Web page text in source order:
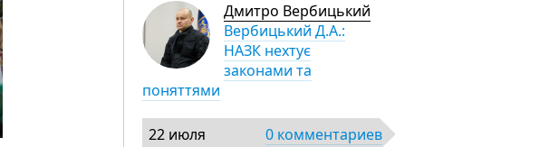
Дмитро Вербицький
Вербицький Д.А.:
НАЗК нехтує
законами та
поняттями
22 июля 0 комментариев